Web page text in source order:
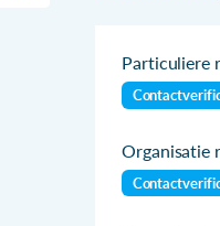
Particuliere
Organisatie